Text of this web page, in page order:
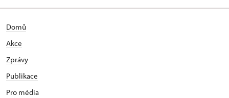
Domů
Akce
Zprávy
Publikace
Pro média